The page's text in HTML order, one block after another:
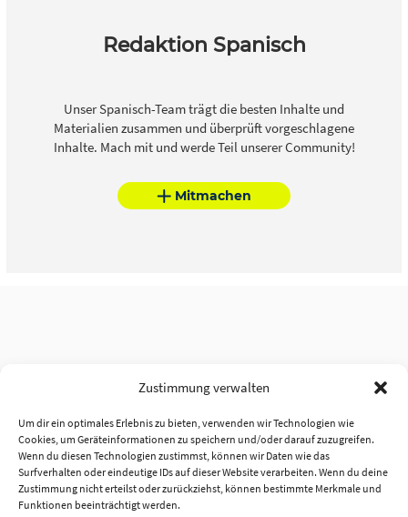
Zustimmung verwalten
Um dir ein optimales Erlebnis zu bieten, verwenden wir Technologien wie
Cookies, um Geräteinformationen zu speichern und/oder darauf zuzugreifen.
Wenn du diesen Technologien zustimmst, können wir Daten wie das
Surfverhalten oder eindeutige IDs auf dieser Website verarbeiten. Wenn du deine
Zustimmung nicht erteilst oder zurückziehst, können bestimmte Merkmale und
Funktionen beeinträchtigt werden.
Redaktion Spanisch
Unser Spanisch-Team trägt die besten Inhalte und
Materialien zusammen und überprüft vorgeschlagene
Inhalte. Mach mit und werde Teil unserer Community!
Mitmachen